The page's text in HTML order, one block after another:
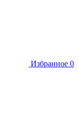
Избранное 0